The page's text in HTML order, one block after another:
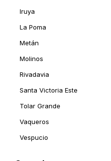
Iruya
La Poma
Metán
Molinos
Rivadavia
Santa Victoria Este
Tolar Grande
Vaqueros
Vespucio